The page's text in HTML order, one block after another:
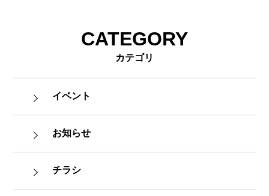
CATEGORY
カテゴリ
イベント
お知らせ
チラシ